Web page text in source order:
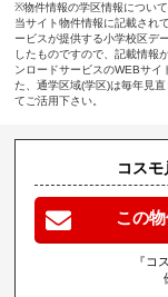
※物件情報の学区情報について
当サイト物件情報に記載され
ービスが提供する小学校区デ
したものですので、記載情報
ンロードサービスのWEBサイ
た、通学区域(学区)は毎年見
てご活用下さい。
コス
この
『コ